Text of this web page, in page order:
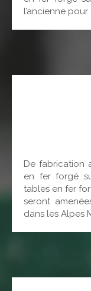
l’ancienne
De fabrication
en fer forgé
tables en fer
seront
dans les Alpes